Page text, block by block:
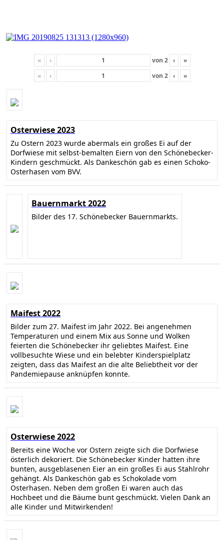
« ‹ von 2 ›
»
«
‹ von 2 › »
Osterwiese 2023
Zu Ostern 2023 wurde abermals ein großes Ei auf der
Dorfwiese mit selbst-bemalten Eiern von den Schönebecker-
Kindern geschmückt. Als Dankeschön gab es einen Schoko-
Osterhasen vom BVV.
Bauernmarkt 2022
Bilder des 17. Schönebecker Bauernmarkts.
Maifest 2022
Bilder zum 27. Maifest im Jahr 2022. Bei angenehmen
Temperaturen und einem Mix aus Sonne und Wolken
feierten die Schönebecker ihr geliebtes Maifest. Eine
vollbesuchte Wiese und ein belebter Kinderspielplatz
zeigten, dass das Maifest an die alte Beliebtheit vor der
Pandemiepause anknüpfen konnte.
Osterwiese 2022
Bereits eine Woche vor Ostern zeigte sich die Dorfwiese
österlich dekoriert. Die Schönebecker Kinder hatten ihre
bunten, ausgeblasenen Eier an ein großes Ei aus Stahlrohr
gehängt. Als Dankeschön gab es Schokolade vom
Osterhasen. Neben dem großen Ei waren auch das
Hochbeet und die Bäume bunt geschmückt. Vielen Dank an
alle Kinder und Mitwirkenden!